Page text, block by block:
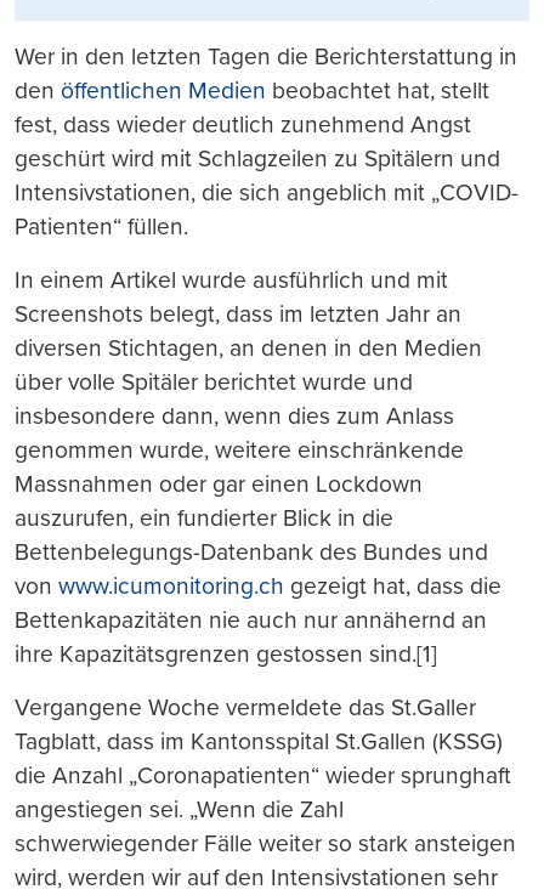
Wer in den letzten Tagen die Berichterstattung in
den öffentlichen Medien beobachtet hat, stellt
fest, dass wieder deutlich zunehmend Angst
geschürt wird mit Schlagzeilen zu Spitälern und
Intensivstationen, die sich angeblich mit „COVID-
Patienten“ füllen.
In einem Artikel wurde ausführlich und mit
Screenshots belegt, dass im letzten Jahr an
diversen Stichtagen, an denen in den Medien
über volle Spitäler berichtet wurde und
insbesondere dann, wenn dies zum Anlass
genommen wurde, weitere einschränkende
Massnahmen oder gar einen Lockdown
auszurufen, ein fundierter Blick in die
Bettenbelegungs-Datenbank des Bundes und
von www.icumonitoring.ch gezeigt hat, dass die
Bettenkapazitäten nie auch nur annähernd an
ihre Kapazitätsgrenzen gestossen sind.[1]
Vergangene Woche vermeldete das St.Galler
Tagblatt, dass im Kantonsspital St.Gallen (KSSG)
die Anzahl „Coronapatienten“ wieder sprunghaft
angestiegen sei. „Wenn die Zahl
schwerwiegender Fälle weiter so stark ansteigen
wird, werden wir auf den Intensivstationen sehr